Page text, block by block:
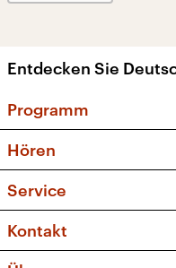
Entdecken Sie
Programm
Sendungen und
Musikliste
Kakadu – Das
Hören
Frequenzen
Service
FAQ
Apps
Kontakt